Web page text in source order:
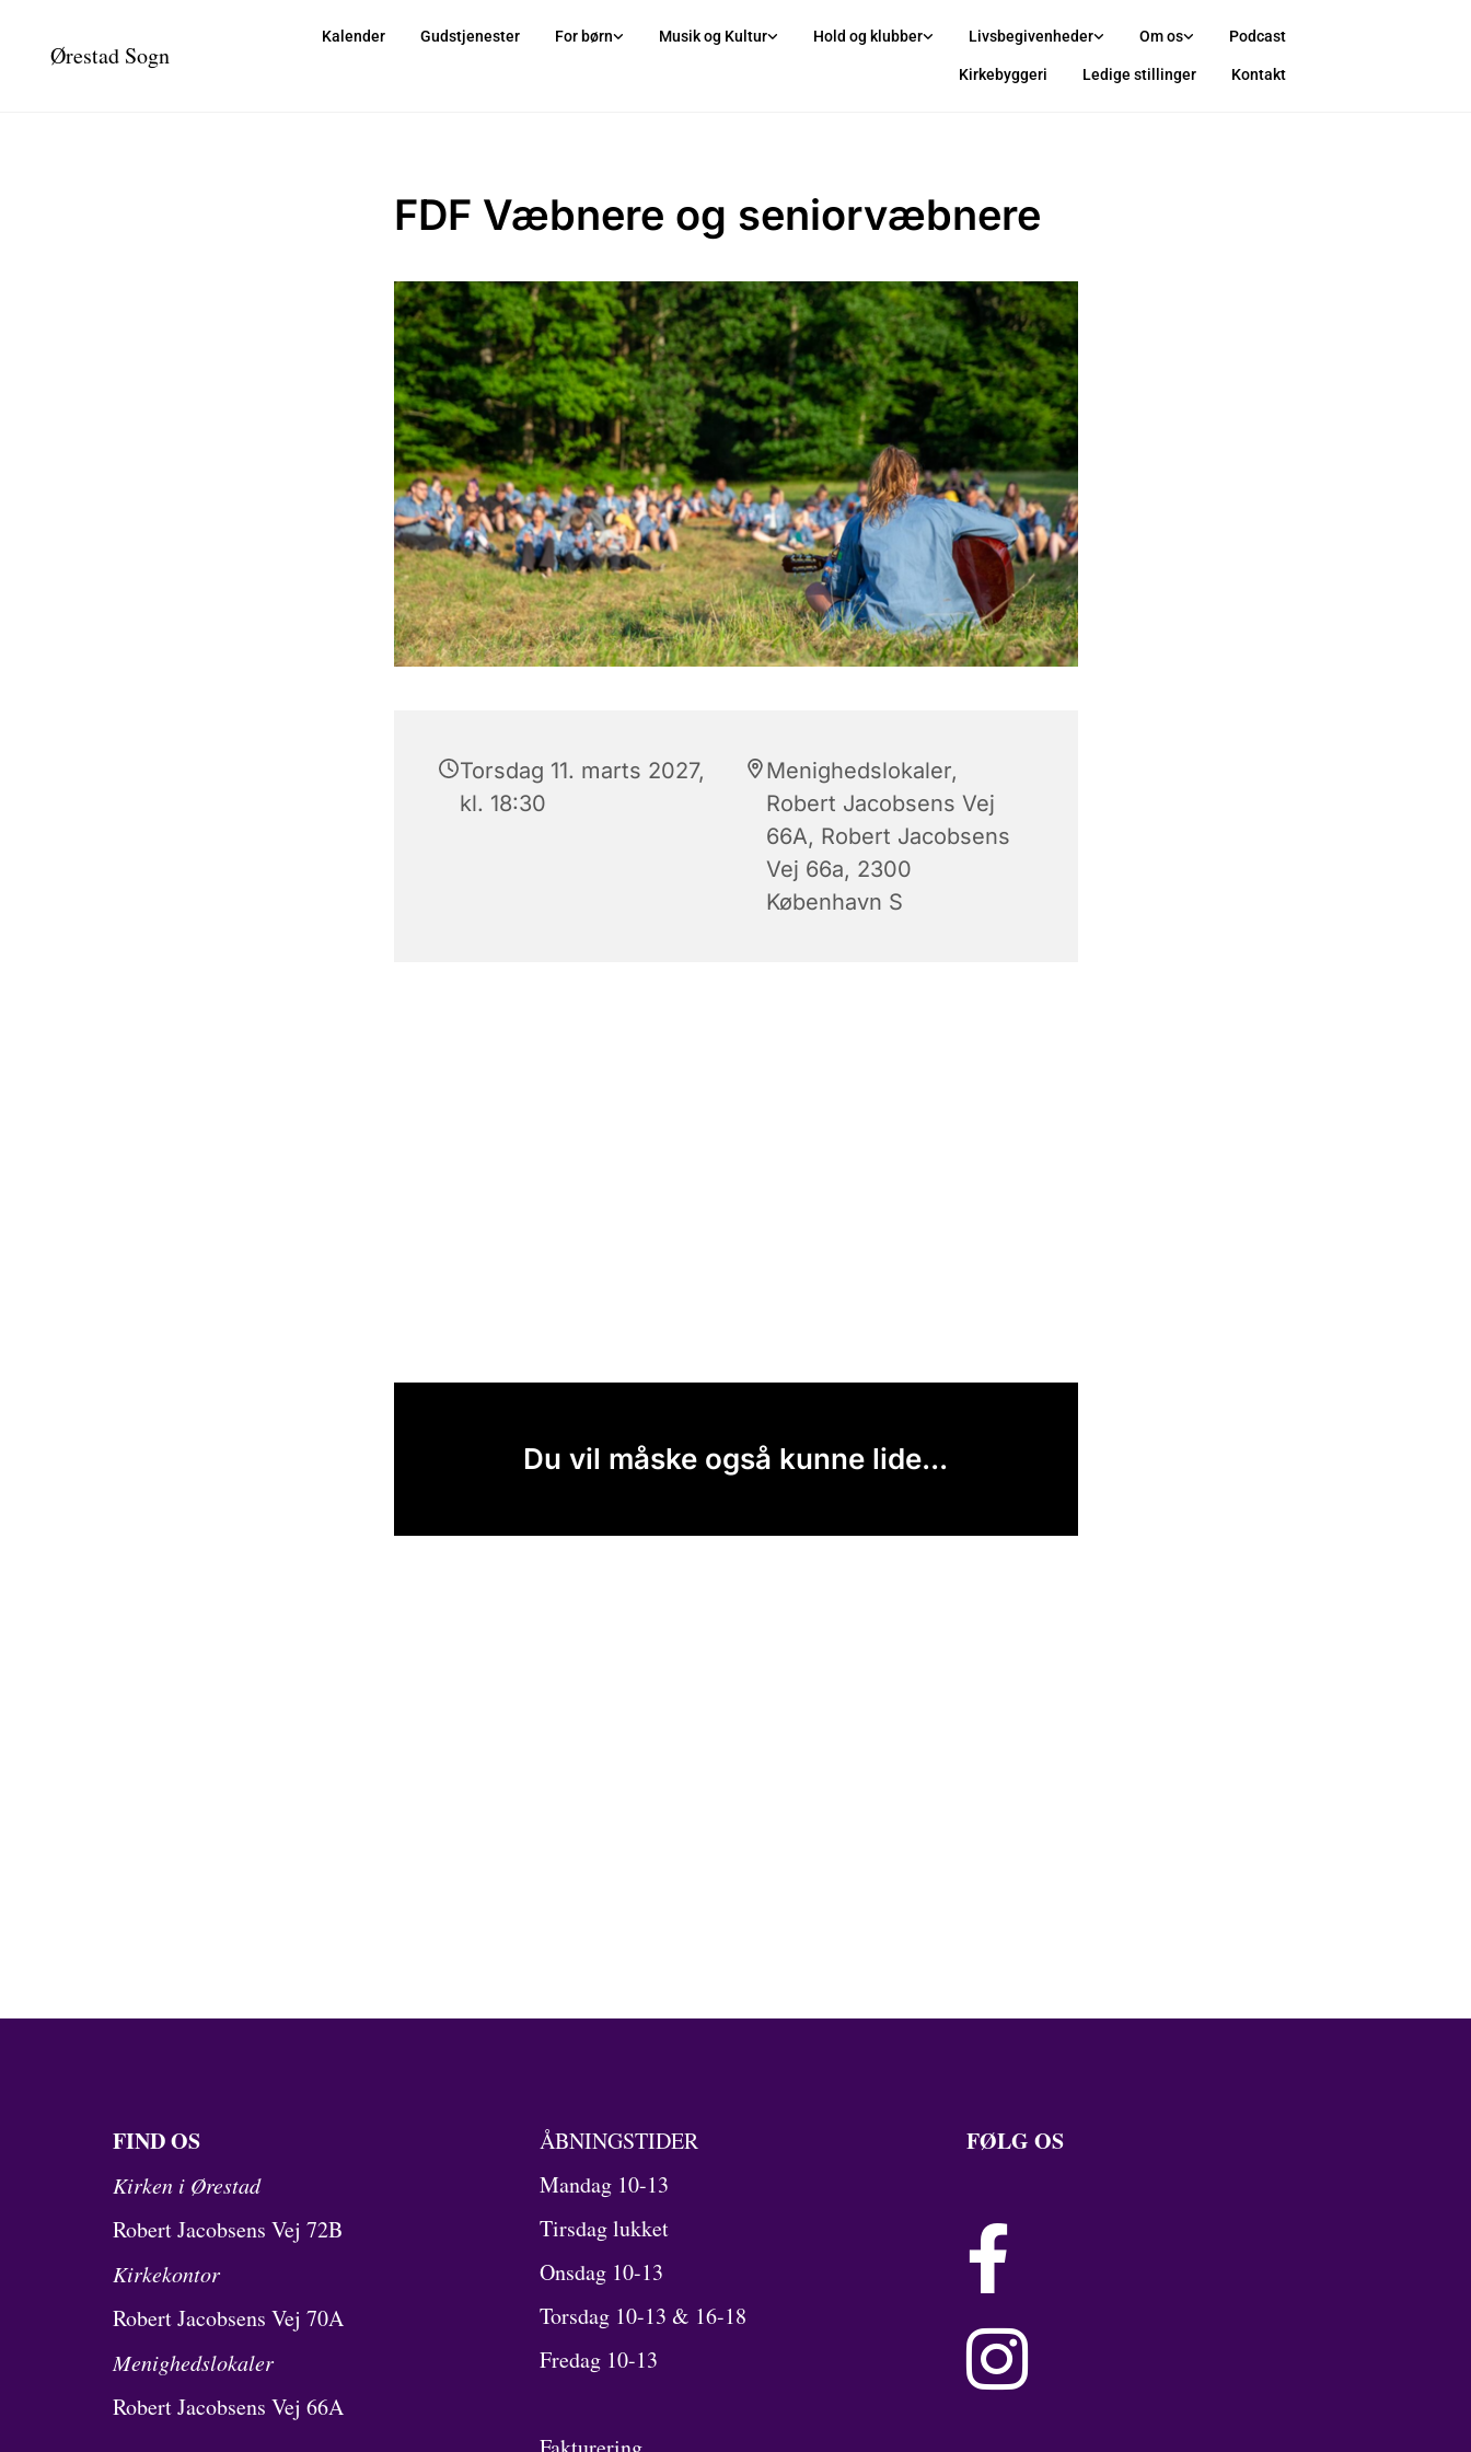
Ørestad Sogn
Kalender Gudstjenester For børn Musik og Kultur Hold og klubber Livsbegivenheder Om os Podcast
Kirkebyggeri Ledige stillinger Kontakt
FDF Væbnere og seniorvæbnere
Torsdag 11. marts 2027,
kl. 18:30
Menighedslokaler,
Robert Jacobsens Vej
66A, Robert Jacobsens
Vej 66a, 2300
København S
Du vil måske også kunne lide...
FIND OS
Kirken i Ørestad
Robert Jacobsens Vej 72B
Kirkekontor
Robert Jacobsens Vej 70A
Menighedslokaler
Robert Jacobsens Vej 66A
ÅBNINGSTIDER
Mandag 10-13
Tirsdag lukket
Onsdag 10-13
Torsdag 10-13 & 16-18
Fredag 10-13
FØLG OS

